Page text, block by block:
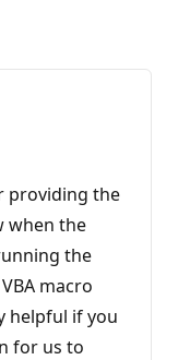
providing the
when the
the
macro
helpful if you
for us to